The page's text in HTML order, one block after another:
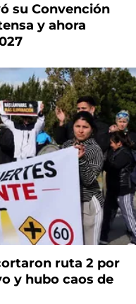
su Convención
y ahora
ruta 2 por
y hubo caos de